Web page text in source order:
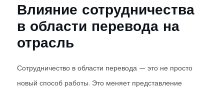
Влияние сотрудничества
в области перевода на
отрасль
Сотрудничество в области перевода — это не просто
новый способ работы. Это меняет представление